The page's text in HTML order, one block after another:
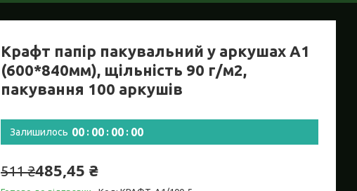
Крафт папір пакувальний у аркушах А1
(600*840мм), щільність 90 г/м2,
пакування 100 аркушів
Залишилось 00 00 00 00
511 ₴485,45 ₴